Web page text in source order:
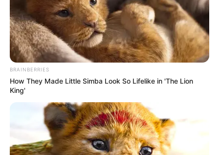
BRAINBERRIES
How They Made Little Simba Look So Lifelike in 'The Lion
King'